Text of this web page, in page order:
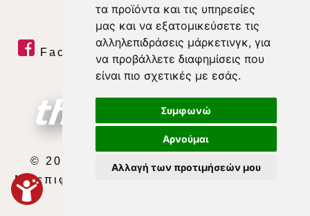
τα προϊόντα και τις υπηρεσίες
μας και να εξατομικεύσετε τις
αλληλεπιδράσεις μάρκετινγκ, για
να προβάλλετε διαφημίσεις που
είναι πιο σχετικές με εσάς.
Συμφωνώ
Αρνούμαι
Αλλαγή των προτιμήσεών μου
Facebook | Twitter | Youtube
RSS Feed
© 2026 ΘΕΣΣΑΛΙΑ ΤΗΛΕΟΡΑΣΗ Α.Ε.
Με επιφύλαξη κάθε νόμιμου δικαιώματος.